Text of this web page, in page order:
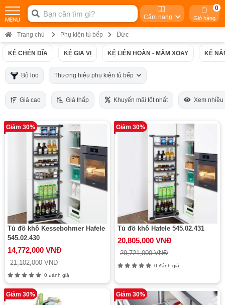
Cẩm nang Giỏ hàng
0
Trang chủ Phụ kiện tủ bếp Đức
KỆ CHÉN DĨA KỆ GIA VỊ KỆ LIÊN HOÀN - MÂM XOAY KỆ
Bộ lọc Thương hiệu phụ kiện tủ bếp
Giá cao Giá thấp Khuyến mãi tốt nhất Xem nhiều
Giảm 30%
Tủ đồ khô Kessebohmer Hafele
545.02.430
14,772,000 VNĐ
21,102,000 VNĐ
0 đánh giá
Giảm 30%
Tủ đồ khô Hafele 545.02.431
20,805,000 VNĐ
29,721,000 VNĐ
0 đánh giá
Giảm 30% Giảm 30%